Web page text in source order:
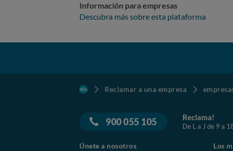
Información para empresas
Descubra más sobre esta plataforma
Reclamar a una empresa
900 055 105 Reclama!
De L a J de 9 a
Únete a nosotros Los